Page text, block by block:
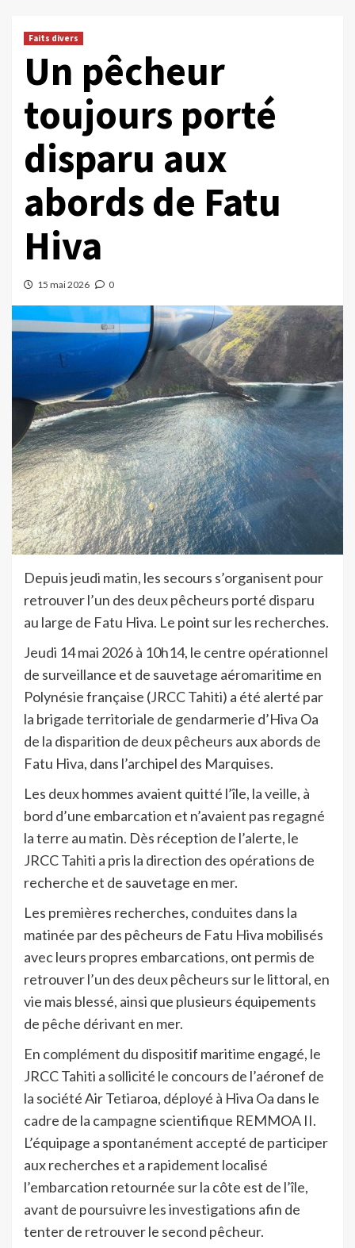
Faits divers
Un pêcheur
toujours porté
disparu aux
abords de Fatu
Hiva
15 mai 2026 0
Depuis jeudi matin, les secours s’organisent pour
retrouver l’un des deux pêcheurs porté disparu
au large de Fatu Hiva. Le point sur les recherches.
Jeudi 14 mai 2026 à 10h14, le centre opérationnel
de surveillance et de sauvetage aéromaritime en
Polynésie française (JRCC Tahiti) a été alerté par
la brigade territoriale de gendarmerie d’Hiva Oa
de la disparition de deux pêcheurs aux abords de
Fatu Hiva, dans l’archipel des Marquises.
Les deux hommes avaient quitté l’île, la veille, à
bord d’une embarcation et n’avaient pas regagné
la terre au matin. Dès réception de l’alerte, le
JRCC Tahiti a pris la direction des opérations de
recherche et de sauvetage en mer.
Les premières recherches, conduites dans la
matinée par des pêcheurs de Fatu Hiva mobilisés
avec leurs propres embarcations, ont permis de
retrouver l’un des deux pêcheurs sur le littoral, en
vie mais blessé, ainsi que plusieurs équipements
de pêche dérivant en mer.
En complément du dispositif maritime engagé, le
JRCC Tahiti a sollicité le concours de l’aéronef de
la société Air Tetiaroa, déployé à Hiva Oa dans le
cadre de la campagne scientifique REMMOA II.
L’équipage a spontanément accepté de participer
aux recherches et a rapidement localisé
l’embarcation retournée sur la côte est de l’île,
avant de poursuivre les investigations afin de
tenter de retrouver le second pêcheur.